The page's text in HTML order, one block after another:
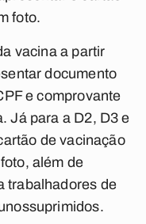
foto.
vacina a partir
documento
e comprovante
Já para a D2, D3 e
de vacinação
além de
trabalhadores de